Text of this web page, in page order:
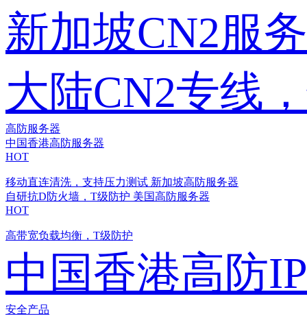
新加坡CN2服
大陆CN2专线
高防服务器
中国香港高防服务器
HOT
移动直连清洗，支持压力测试 新加坡高防服务器
自研抗D防火墙，T级防护 美国高防服务器
HOT
高带宽负载均衡，T级防护
中国香港高防IP
安全产品